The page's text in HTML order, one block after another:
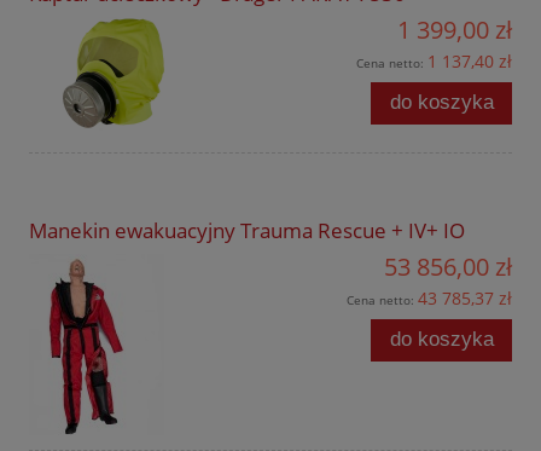
1 399,00 zł
Cena netto: 1 137,40 zł
do koszyka
Manekin ewakuacyjny Trauma Rescue + IV+ IO
53 856,00 zł
Cena netto: 43 785,37 zł
do koszyka